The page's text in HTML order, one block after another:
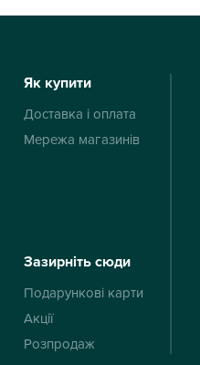
Як купити
Доставка і оплата
Мережа магазинів
Зазирніть сюди
Подарункові карти
Акції
Розпродаж